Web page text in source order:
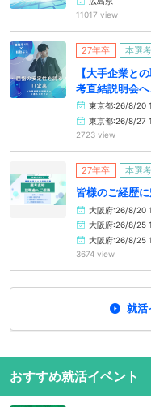
11017 view
27年卒 本選
【大手企業と
考直結説明会
東京都:26/8/20
東京都:26/8/27
2723 view
27年卒 本選
皆様のご経歴
大阪府:26/8/20
大阪府:26/8/25
大阪府:26/8/25
3674 view
就活
おすすめ就活イベント